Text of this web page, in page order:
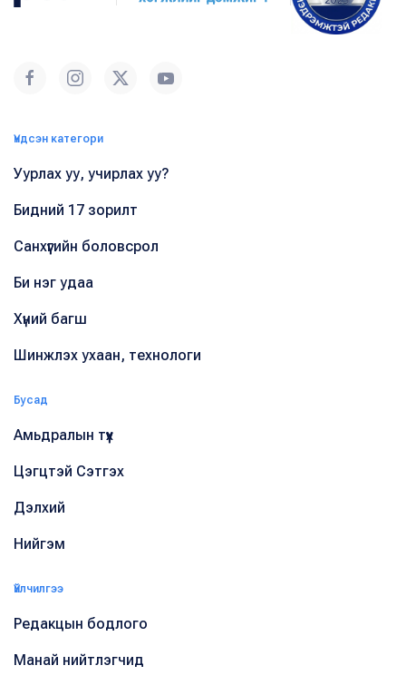
Үндсэн категори
Уурлах уу, учирлах уу?
Бидний 17 зорилт
Санхүүгийн боловсрол
Би нэг удаа
Хүний багш
Шинжлэх ухаан, технологи
Бусад
Амьдралын түүх
Цэгцтэй Сэтгэх
Дэлхий
Нийгэм
Үйлчилгээ
Редакцын бодлого
Манай нийтлэгчид